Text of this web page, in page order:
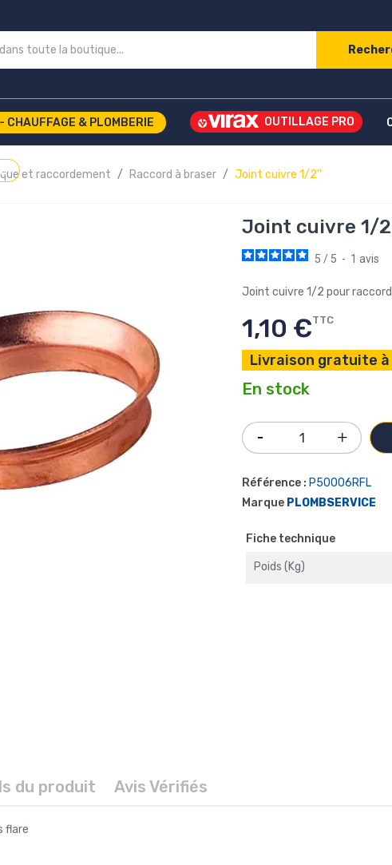
CHAUFFAGE & PLOMBERIE
et raccordement Raccord à braser Joint cuivre 1/2''
Joint cuivre 1/
5 / 5 - 1 avis
Joint cuivre 1/2 pour
1,10 €TTC
Livraison gratuite
En stock
Référence : P50006RFL
Marque PLOMBSERVICE
Fiche technique
Poids (kg)
du produit Avis Vérifiés
flare